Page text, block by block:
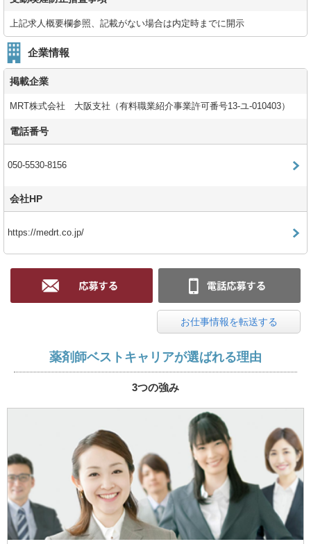
上記求人概要欄参照、記載がない場合は内定時までに開示
企業情報
掲載企業
MRT株式会社 大阪支社（有料職業紹介事業許可番号13-ユ-010403）
電話番号
050-5530-8156
会社HP
https://medrt.co.jp/
お仕事情報を転送する
薬剤師ベストキャリアが選ばれる理由
3つの強み